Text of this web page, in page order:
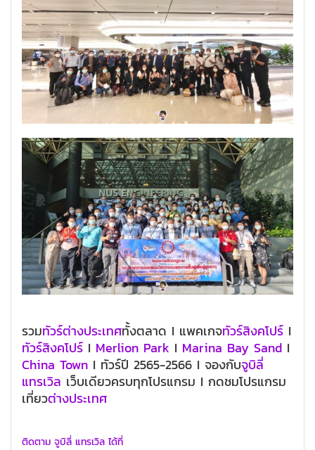
รวมทัวร์ต่างประเทศทั้งตลาด I แพคเกจทัวร์สิงคโปร์ I
ทัวร์สิงคโปร์ I Merlion Park I Marina Bay Sand I
China Town I ทัวร์ปี 2565-2566 I จองกับจูบิลี่
แทรเวิล เว็บเดียวครบทุกโปรแกรม I กดชมโปรแกรม
เที่ยวต่างประเทศ
ติดตาม จูบิลี่ แทรเวิล ได้ที่